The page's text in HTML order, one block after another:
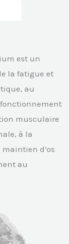
est un
la fatigue et
au
musculaire
à la
d’os
au